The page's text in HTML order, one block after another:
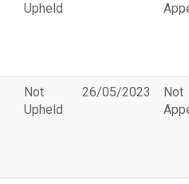
Upheld
Not
Upheld
26/05/2023
Not